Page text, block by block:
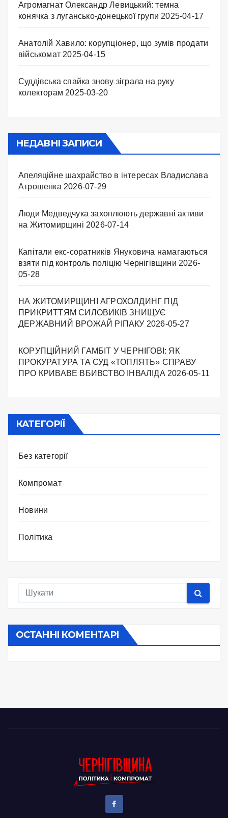
Агромагнат Олександр Левицький: темна
конячка з лугансько-донецької групи 2025-04-17
Анатолій Хавило: корупціонер, що зумів продати
військомат 2025-04-15
Суддівська спайка знову зіграла на руку
колекторам 2025-03-20
НЕДАВНІ ЗАПИСИ
Апеляційне шахрайство в інтересах Владислава
Атрошенка 2026-07-29
Люди Медведчука захоплюють державні активи
на Житомирщині 2026-07-14
Капітали екс-соратників Януковича намагаються
взяти під контроль поліцію Чернігівщини 2026-
05-28
НА ЖИТОМИРЩИНІ АГРОХОЛДИНГ ПІД
ПРИКРИТТЯМ СИЛОВИКІВ ЗНИЩУЄ
ДЕРЖАВНИЙ ВРОЖАЙ РІПАКУ ​ 2026-05-27
КОРУПЦІЙНИЙ ГАМБІТ У ЧЕРНІГОВІ: ЯК
ПРОКУРАТУРА ТА СУД «ТОПЛЯТЬ» СПРАВУ
ПРО КРИВАВЕ ВБИВСТВО ІНВАЛІДА 2026-05-11
КАТЕГОРІЇ
Без категорії
Компромат
Новини
Політика
ОСТАННІ КОМЕНТАРІ